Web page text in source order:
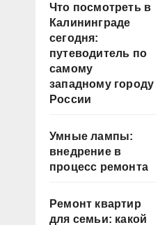
Что посмотреть в
Калининграде
сегодня:
путеводитель по
самому
западному городу
России
Умные лампы:
внедрение в
процесс ремонта
Ремонт квартир
для семьи: какой